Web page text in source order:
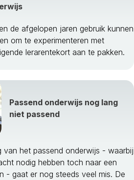
de afgelopen jaren gebruik kunnen
om te experimenteren met
lerarentekort aan te pakken.
Passend onderwijs nog lang
niet passend
van het passend onderwijs - waarbij
nodig hebben toch naar een
- gaat er nog steeds veel mis. De